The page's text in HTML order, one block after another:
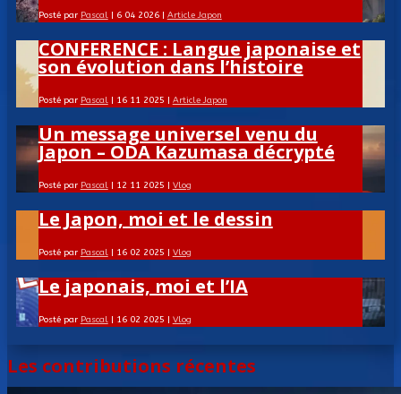
Posté par Pascal| 6 04 2026| Article Japon
CONFERENCE : Langue japonaise et
son évolution dans l’histoire
Posté par Pascal| 16 11 2025 Article Japon
Un message universel venu du
Japon – ODA Kazumasa décrypté
Posté par Pascal| 12 11 2025 Vlog
Le Japon, moi et le dessin
Posté par Pascal| 16 02 2025 Vlog
Le japonais, moi et l’IA
Posté par Pascal| 16 02 2025 Vlog
Les contributions récentes